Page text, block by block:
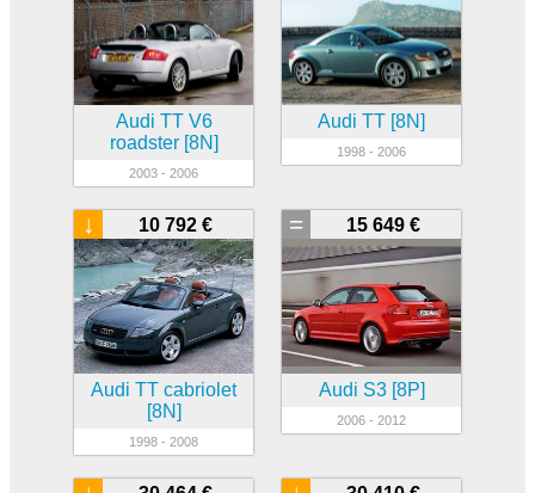
Audi TT V6
roadster [8N]
2003 - 2006
Audi TT [8N]
1998 - 2006
10 792 €
↓
Audi TT cabriolet
[8N]
1998 - 2008
15 649 €
=
Audi S3 [8P]
2006 - 2012